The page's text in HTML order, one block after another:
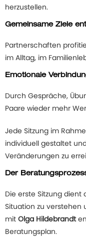
herzustellen.
Gemeinsame Ziele
Partnerschaften
im Alltag, im
Emotionale
Durch Gespräche,
Paare wieder mehr
Jede Sitzung im
individuell gestaltet
Veränderungen zu
Der
Die erste Sitzung dient
Situation zu verstehen
mit Olga Hildebrandt
Beratungsplan.